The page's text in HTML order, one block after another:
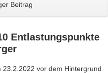
Beitrag
Entlastungspunkte
23.2.2022 vor dem Hintergrund